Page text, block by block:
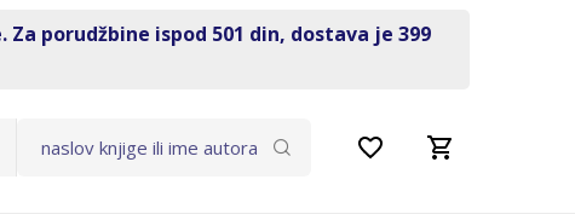
porudžbine ispod 501 din, dostava je 399